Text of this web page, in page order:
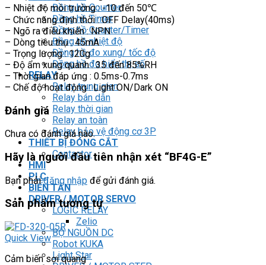
Đồng hồ Counter
Đồng hồ Timer
Đồng hồ Counter/Timer
Đồng hồ nhiệt độ
Đồng hồ đo xung/ tốc độ
Đồng hồ đo hiển thị số
RELAY
Relay trung gian
Relay bán dẫn
Relay thời gian
Relay an toàn
Relay bảo vệ động cơ 3P
THIẾT BỊ ĐÓNG CẮT
Contactor
HMI
PLC
BIẾN TẦN
DRIVER / MOTOR SERVO
LOGIC RELAY
Zelio
BỘ NGUỒN DC
Robot KUKA
Light Star
– Nhiệt độ môi trường : -10 đến 50℃
– Chức năng định thời : OFF Delay(40ms)
– Ngõ ra điều khiển : NPN
– Dòng tiêu thụ : 45mA
– Trọng lượng : 120g
– Độ ẩm xung quanh : 35 đến 85%RH
– Thời gian đáp ứng : 0.5ms-0.7ms
– Chế độ hoạt động : Light ON/Dark ON
Đánh giá
Chưa có đánh giá nào.
Hãy là người đầu tiên nhận xét “BF4G-E”
Bạn phảiđăng nhập để gửi đánh giá.
Sản phẩm tương tự
Quick View
Cảm biến sợi quang